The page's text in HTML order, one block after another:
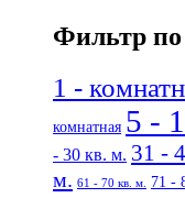
Фильтр по
1 -
комнатная 5 -
- 30 кв. м. 31 -
м. 61 - 70 кв. м. 71 -